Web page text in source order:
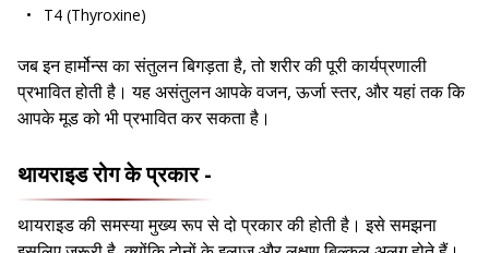
T4 (Thyroxine)
जब इन हार्मोन्स का संतुलन बिगड़ता है, तो शरीर की पूरी कार्यप्रणाली
प्रभावित होती है। यह असंतुलन आपके वजन, ऊर्जा स्तर, और यहां तक कि
आपके मूड को भी प्रभावित कर सकता है।
थायराइड रोग के प्रकार -
थायराइड की समस्या मुख्य रूप से दो प्रकार की होती है। इसे समझना